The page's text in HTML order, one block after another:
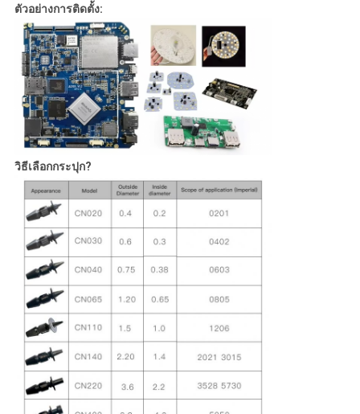
ตัวอย่างการติดตั้ง:
วิธีเลือกกระปุก?